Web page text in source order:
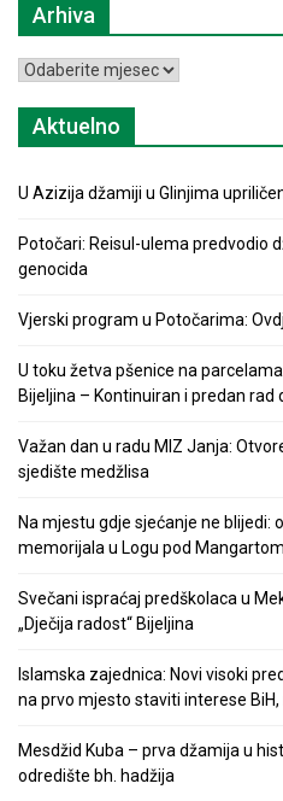
Arhiva
Arhiva
Aktuelno
U Azizija džamiji u Glinjima
Potočari: Reisul-ulema predvodio
genocida
Vjerski program u Potočarima:
U toku žetva pšenice na
Bijeljina – Kontinuiran i predan rad
Važan dan u radu MIZ Janja:
sjedište medžlisa
Na mjestu gdje sjećanje ne blijedi:
memorijala u Logu pod Mangartom
Svečani ispraćaj predškolaca u
„Dječija radost“ Bijeljina
Islamska zajednica: Novi visoki
na prvo mjesto staviti interese
Mesdžid Kuba – prva džamija u
odredište bh. hadžija